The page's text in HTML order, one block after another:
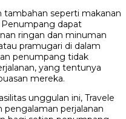
tambahan seperti makanan
Penumpang dapat
ringan dan minuman
pramugari di dalam
penumpang tidak
yang tentunya
mereka.
unggulan ini, Travele
perjalanan